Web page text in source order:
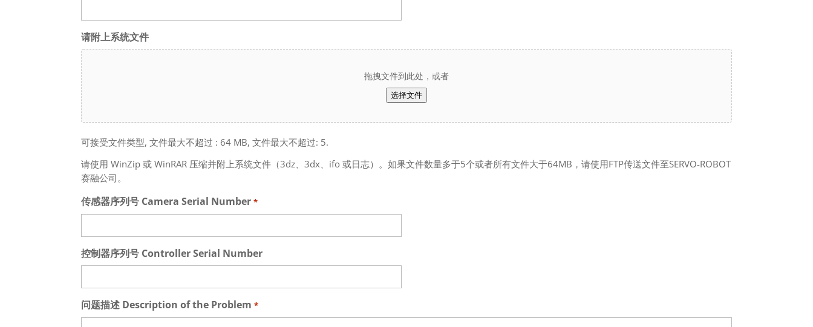
请附上系统文件
拖拽文件到此处，或者
选择文件
可接受文件类型, 文件最大不超过 : 64 MB, 文件最大不超过: 5.
请使用 WinZip 或 WinRAR 压缩并附上系统文件（3dz、3dx、ifo 或日志）。如果文件数量多于5个或者所有文件大于64MB，请使用FTP传送文件至SERVO-ROBOT
赛融公司。
传感器序列号 Camera Serial Number *
控制器序列号 Controller Serial Number
问题描述 Description of the Problem *